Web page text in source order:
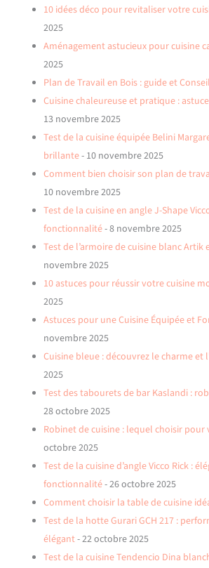
10 idées déco pour revitaliser votre
2025
Aménagement astucieux pour cuisine
2025
Plan de Travail en Bois : guide et
Cuisine chaleureuse et pratique :
13 novembre 2025
Test de la cuisine équipée Belini
brillante- 10 novembre 2025
Comment bien choisir son plan de
10 novembre 2025
Test de la cuisine en angle J-Shape
fonctionnalité- 8 novembre 2025
Test de l’armoire de cuisine blanc Artik
novembre 2025
10 astuces pour réussir votre cuisine
2025
Astuces pour une Cuisine Équipée et
novembre 2025
Cuisine bleue : découvrez le charme et
2025
Test des tabourets de bar Kaslandi :
28 octobre 2025
Robinet de cuisine : lequel choisir pour
octobre 2025
Test de la cuisine d’angle Vicco Rick :
fonctionnalité- 26 octobre 2025
Comment choisir la table de cuisine
Test de la hotte Gurari GCH 217 :
élégant- 22 octobre 2025
Test de la cuisine Tendencio Dina